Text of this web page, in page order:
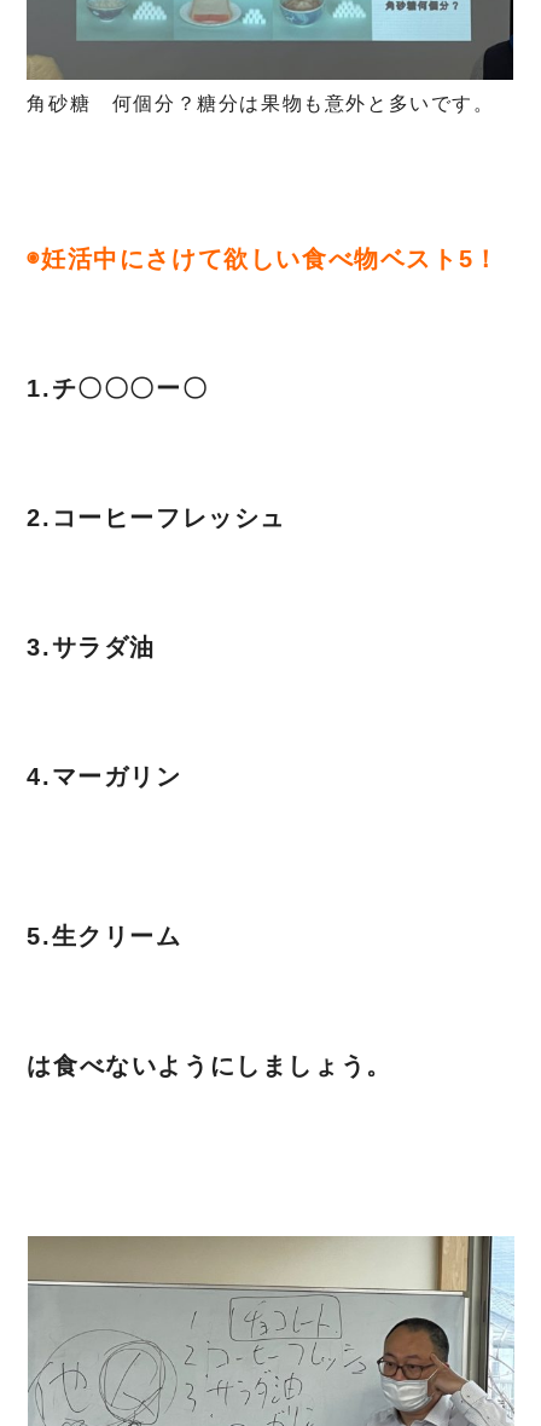
角砂糖 何個分？糖分は果物も意外と多いです。
◉妊活中にさけて欲しい食べ物ベスト5！
1.チ〇〇〇ー〇
2.コーヒーフレッシュ
3.サラダ油
4.マーガリン
5.生クリーム
は食べないようにしましょう。